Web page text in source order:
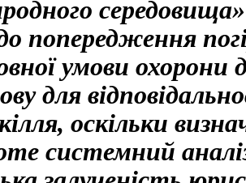
попередження
умови
для
оскільки
системний